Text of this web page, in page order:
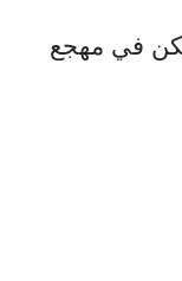
في مهجع